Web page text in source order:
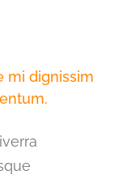
mi dignissim